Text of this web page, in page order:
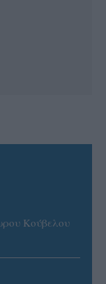
Κούβελου